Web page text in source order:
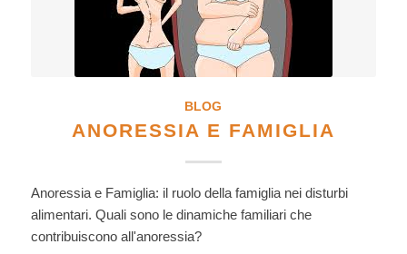
BLOG
ANORESSIA E FAMIGLIA
Anoressia e Famiglia: il ruolo della famiglia nei disturbi
alimentari. Quali sono le dinamiche familiari che
contribuiscono all'anoressia?